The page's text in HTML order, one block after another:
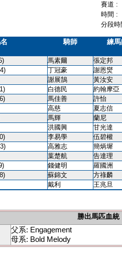
賽道 :
時間 :
分段
騎師 練
馬素爾 張定邦
丁冠豪 謝恩爕
謝展鵠 黃汝安
白德民 約翰摩亞
馬佳善 許怡
高慈 夏志信
馬輝 蘭尼
洪國興 甘光達
李易學 伍碧權
高雅志 簡炳墀
葉楚航 告達理
錢健明 羅國洲
蘇錦文 方祿麟
戴利
王兆旦
勝出馬匹血統
父系: Engagement
母系: Bold Melody